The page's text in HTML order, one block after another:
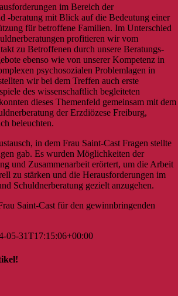
im Bereich der
-beratung mit Blick auf die Bedeutung einer
für betroffene Familien. Im Unterschied
profitieren wir vom
zu Betroffenen durch unsere Beratungs-
ebenso wie von unserer Kompetenz in
psychosozialen Problemlagen in
wir bei dem Treffen auch erste
des wissenschaftlich begleiteten
dieses Themenfeld gemeinsam mit dem
der Erzdiözese Freiburg,
beleuchten.
in dem Frau Saint-Cast Fragen stellte
gab. Es wurden Möglichkeiten der
und Zusammenarbeit erörtert, um die Arbeit
zu stärken und die Herausforderungen im
Schuldnerberatung gezielt anzugehen.
Saint-Cast für den gewinnbringenden
05-31T17:15:06+00:00